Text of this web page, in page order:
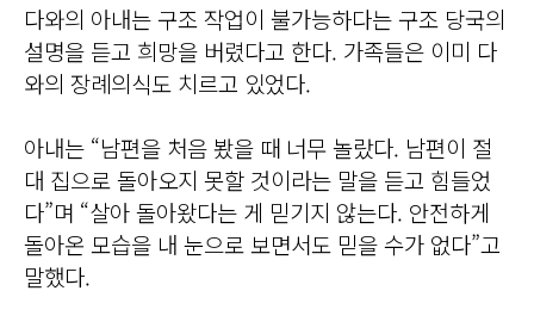
다와의 아내는 구조 작업이 불가능하다는 구조 당국의
설명을 듣고 희망을 버렸다고 한다. 가족들은 이미 다
와의 장례의식도 치르고 있었다.
아내는 “남편을 처음 봤을 때 너무 놀랐다. 남편이 절
대 집으로 돌아오지 못할 것이라는 말을 듣고 힘들었
다”며 “살아 돌아왔다는 게 믿기지 않는다. 안전하게
돌아온 모습을 내 눈으로 보면서도 믿을 수가 없다”고
말했다.